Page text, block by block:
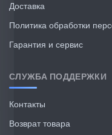
Доставка
Политика обработки
Гарантия и сервис
СЛУЖБА ПОДДЕРЖКИ
Контакты
Возврат товара